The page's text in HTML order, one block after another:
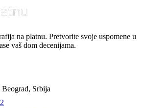
na platnu. Pretvorite svoje uspomene u
vaš dom decenijama.
Srbija